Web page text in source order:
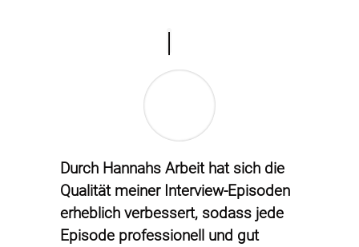
Durch Hannahs Arbeit hat sich die
Qualität meiner Interview-Episoden
erheblich verbessert, sodass jede
Episode professionell und gut